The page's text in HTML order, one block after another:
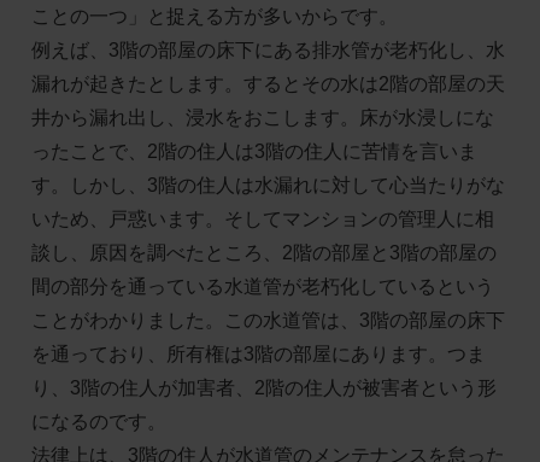
ことの一つ」と捉える方が多いからです。
例えば、3階の部屋の床下にある排水管が老朽化し、水
漏れが起きたとします。するとその水は2階の部屋の天
井から漏れ出し、浸水をおこします。床が水浸しにな
ったことで、2階の住人は3階の住人に苦情を言いま
す。しかし、3階の住人は水漏れに対して心当たりがな
いため、戸惑います。そしてマンションの管理人に相
談し、原因を調べたところ、2階の部屋と3階の部屋の
間の部分を通っている水道管が老朽化しているという
ことがわかりました。この水道管は、3階の部屋の床下
を通っており、所有権は3階の部屋にあります。つま
り、3階の住人が加害者、2階の住人が被害者という形
になるのです。
法律上は、3階の住人が水道管のメンテナンスを怠った